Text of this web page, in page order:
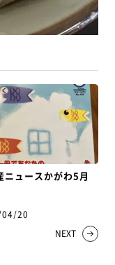
ニュースかがわ5月
20
NEXT